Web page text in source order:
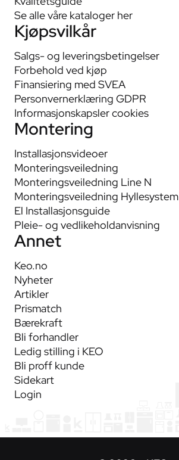
Se alle våre kataloger her
Kjøpsvilkår
Salgs- og leveringsbetingelser
Forbehold ved kjøp
Finansiering med SVEA
Personvernerklæring GDPR
Informasjonskapsler cookies
Montering
Installasjonsvideoer
Monteringsveiledning
Monteringsveiledning Line N
Monteringsveiledning Hyllesystem
El Installasjonsguide
Pleie- og vedlikeholdanvisning
Annet
Keo.no
Nyheter
Artikler
Prismatch
Bærekraft
Bli forhandler
Ledig stilling i KEO
Bli proff kunde
Sidekart
Login